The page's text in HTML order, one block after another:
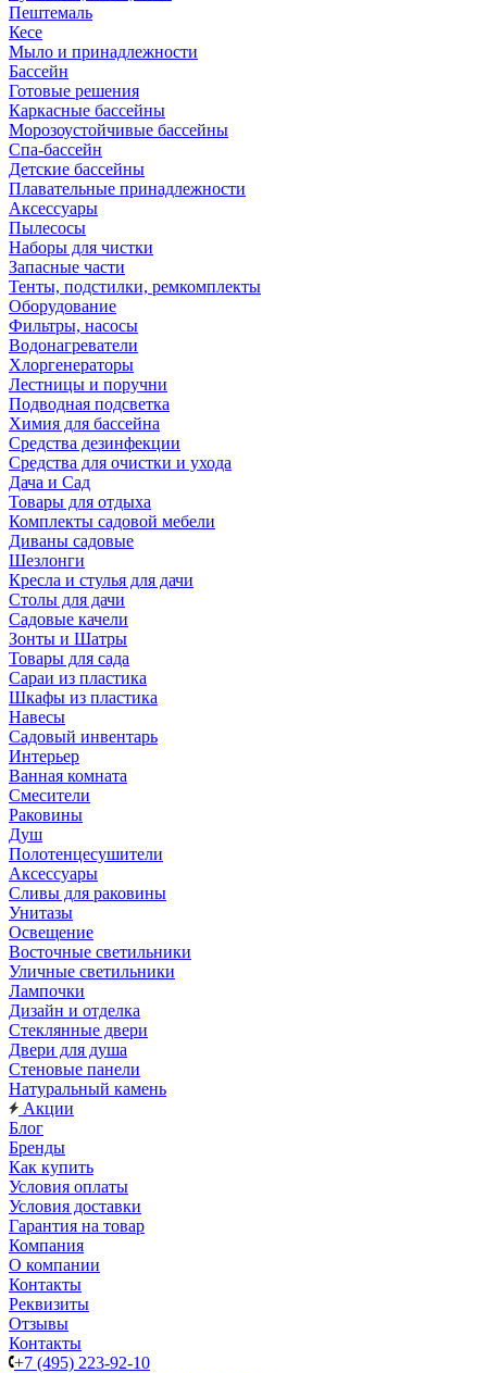
Пештемаль
Кесе
Мыло и принадлежности
Бассейн
Готовые решения
Каркасные бассейны
Морозоустойчивые бассейны
Спа-бассейн
Детские бассейны
Плавательные принадлежности
Аксессуары
Пылесосы
Наборы для чистки
Запасные части
Тенты, подстилки, ремкомплекты
Оборудование
Фильтры, насосы
Водонагреватели
Хлоргенераторы
Лестницы и поручни
Подводная подсветка
Химия для бассейна
Средства дезинфекции
Средства для очистки и ухода
Дача и Сад
Товары для отдыха
Комплекты садовой мебели
Диваны садовые
Шезлонги
Кресла и стулья для дачи
Столы для дачи
Садовые качели
Зонты и Шатры
Товары для сада
Сараи из пластика
Шкафы из пластика
Навесы
Садовый инвентарь
Интерьер
Ванная комната
Смесители
Раковины
Душ
Полотенцесушители
Аксессуары
Сливы для раковины
Унитазы
Освещение
Восточные светильники
Уличные светильники
Лампочки
Дизайн и отделка
Стеклянные двери
Двери для душа
Стеновые панели
Натуральный камень
Акции
Блог
Бренды
Как купить
Условия оплаты
Условия доставки
Гарантия на товар
Компания
О компании
Контакты
Реквизиты
Отзывы
Контакты
+7 (495) 223-92-10